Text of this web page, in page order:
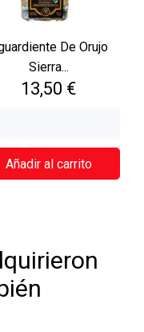
De Orujo
Sierra...
Precio
13,50 €
Añadir al carrito